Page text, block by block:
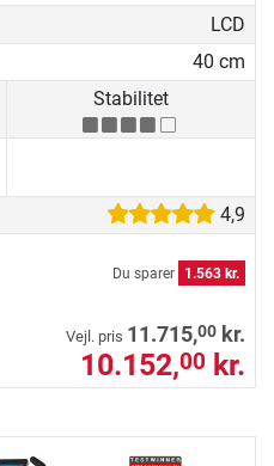
LCD
40 cm
Stabilitet
4,9
Du sparer 1.563 kr.
Vejl. pris 11.715,00 kr.
10.152,00 kr.